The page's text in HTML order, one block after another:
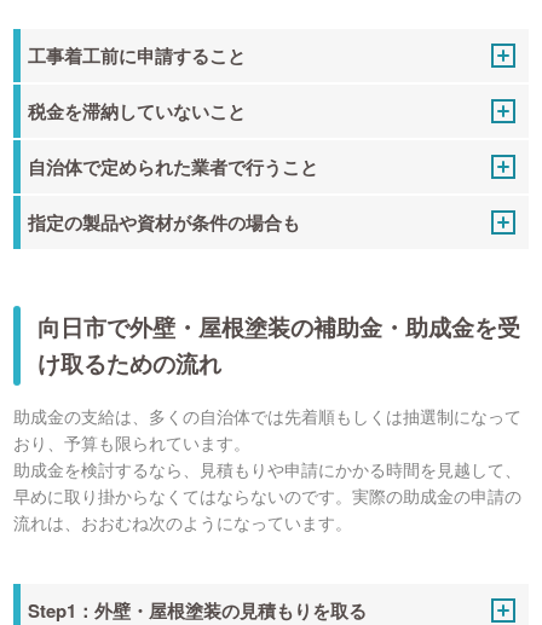
工事着工前に申請すること
税金を滞納していないこと
自治体で定められた業者で行うこと
指定の製品や資材が条件の場合も
向日市で外壁・屋根塗装の補助金・助成金を受
け取るための流れ
助成金の支給は、多くの自治体では先着順もしくは抽選制になって
おり、予算も限られています。
助成金を検討するなら、見積もりや申請にかかる時間を見越して、
早めに取り掛からなくてはならないのです。実際の助成金の申請の
流れは、おおむね次のようになっています。
Step1：外壁・屋根塗装の見積もりを取る